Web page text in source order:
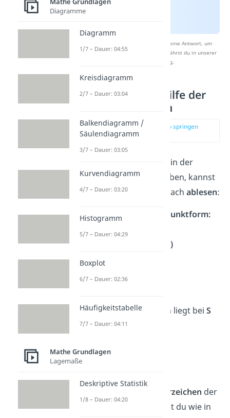
Nach Beantwortung speichern wir deine Antwort, um
Studyflix zu verbessern. Mehr dazu erfährst du in unserer
Datenschutzerklärung.
Bestimmung mithilfe der
Scheitelpunktform
zur Stelle im Video springen
(00:48)
Ist deine Funktion schon in der
Scheitelpunktform
gegeben, kannst
du den Scheitel ganz einfach ablesen:
allgemeine Scheitelpunktform:
)
Beispiel 1:
Der Scheitel der Funktion liegt bei S
4|3).
Beispiel 2:
Vorzeichen der
musst du wie in
Diagramme
Diagramm
1/7 – Dauer: 04:55
Kreisdiagramm
2/7 – Dauer: 03:04
Balkendiagramm /
Säulendiagramm
3/7 – Dauer: 03:05
Kurvendiagramm
4/7 – Dauer: 03:20
Histogramm
5/7 – Dauer: 04:29
Boxplot
6/7 – Dauer: 02:36
Häufigkeitstabelle
7/7 – Dauer: 04:11
Mathe Grundlagen
Lagemaße
Deskriptive Statistik
1/8 – Dauer: 04:20